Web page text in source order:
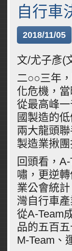
自行車
2018/11/05
文/尤子彥(
二○○三年
化危機，
從最高峰
國製造的
兩大龍頭
製造業揪
回頭看，
嘯，更逆
業公會統
灣自行車
從A-Team
品的五百
M-Team、